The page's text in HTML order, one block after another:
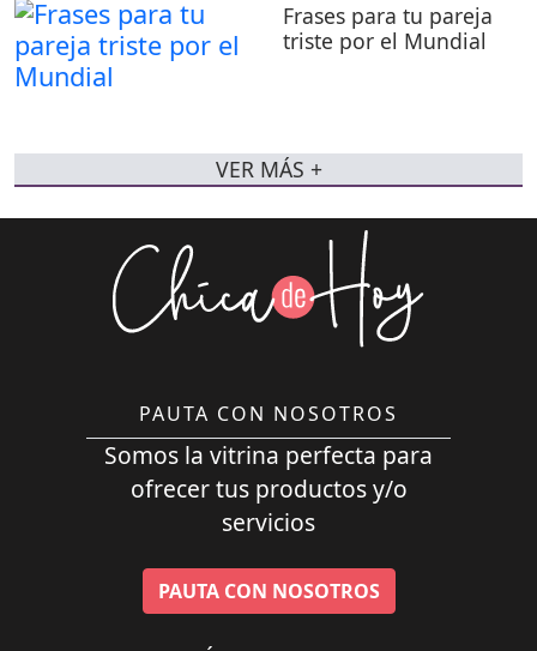
Frases para tu pareja
triste por el Mundial
VER MÁS +
PAUTA CON NOSOTROS
Somos la vitrina perfecta para
ofrecer tus productos y/o
servicios
PAUTA CON NOSOTROS